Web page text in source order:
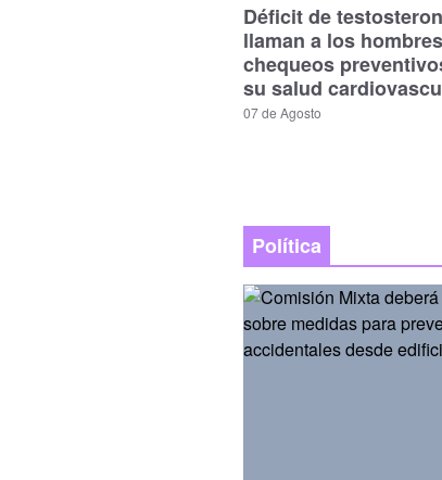
Déficit de
llaman a los
chequeos
su salud
07 de Agosto
Política